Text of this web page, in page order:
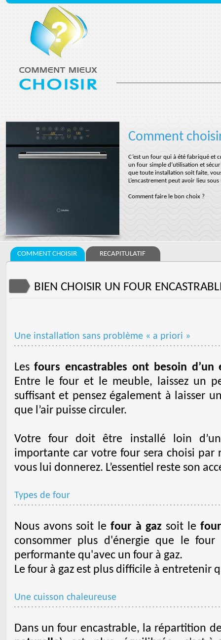
Comment
C’est un four qui à été fabriqué et
un four simple d’utilisation et
que toute installation soit faite,
L’encastrement peut avoir lieu
Comment faire le bon choix ?
COMMENT CHOISIR RECAPITULATIF
BIEN CHOISIR UN FOUR
Une installation sans problème « a priori »
Lesfours encastrables ont besoin d’un
Entre le four et le meuble, laissez un
suffisant et pensez également à laisser
que l’air puisse circuler.
Votre four doit être installé loin
importante car votre four sera choisi par
vous lui donnerez. L’essentiel reste son
Types de four
Nous avons soit le four à gaz soit le
consommer plus d'énergie que le
performante qu'avec un four à gaz.
Le four à gaz est plus difficile à entretenir
Une cuisson chaleureuse
Dans un four encastrable, la répartition